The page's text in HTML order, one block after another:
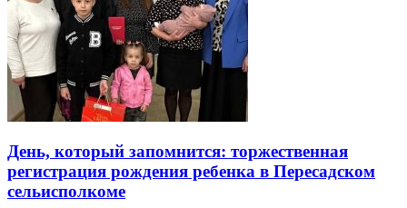
День, который запомнится: торжественная
регистрация рождения ребенка в Пересадском
сельисполкоме